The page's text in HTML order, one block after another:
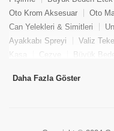
Oto Krom Aksesuar
Oto
Can Yelekleri & Simitleri
Ayakkabı Spreyi
Valiz
Kasa
Cezve Büyük
Tekne Bağlama & Demirleme
Daha Fazla Göster